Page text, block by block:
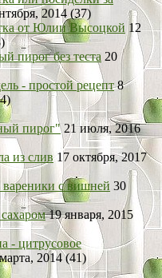
2014 (37)
от Юлии Высоцкой 12
пирог без теста 20
- простой рецепт8
пирог"21 июля, 2016
из слив17 октября, 2017
вареники с вишней 30
19 января, 2015
- цитрусовое
2014 (41)